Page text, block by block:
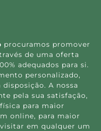
procuramos promover
de uma oferta
adequados para si.
personalizado,
A nossa
pela sua satisfação,
para maior
online, para maior
em qualquer um